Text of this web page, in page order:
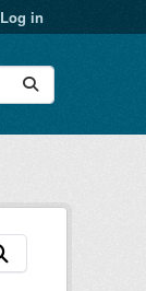
Log in